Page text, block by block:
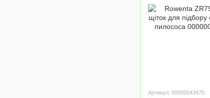
Артикул: 00000043475